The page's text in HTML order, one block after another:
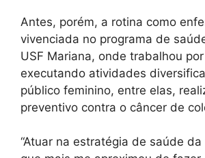
Antes, porém, a rotina como
vivenciada no programa de
USF Mariana, onde trabalhou por
executando atividades
público feminino, entre elas,
preventivo contra o câncer de
“Atuar na estratégia de saúde